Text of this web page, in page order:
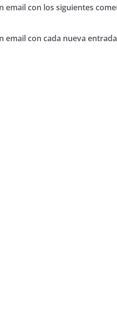
email con los siguientes
email con cada nueva